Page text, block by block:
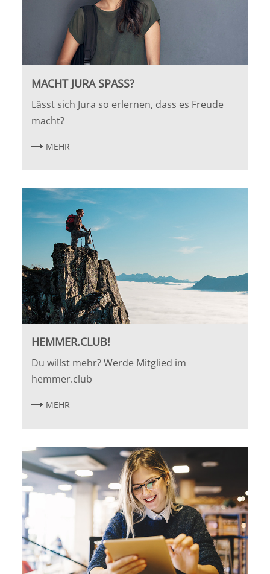
MACHT JURA SPASS?
Lässt sich Jura so erlernen, dass es Freude
macht?
MEHR
HEMMER.CLUB!
Du willst mehr? Werde Mitglied im
hemmer.club
MEHR